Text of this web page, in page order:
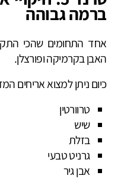
ברמה גבוהה
אחד התחומים שהכי
האבן בקרמיקה ופורצלן.
כיום ניתן למצוא אריחים
טרוורטין
שיש
בזלת
גרניט טבעי
אבן גיר